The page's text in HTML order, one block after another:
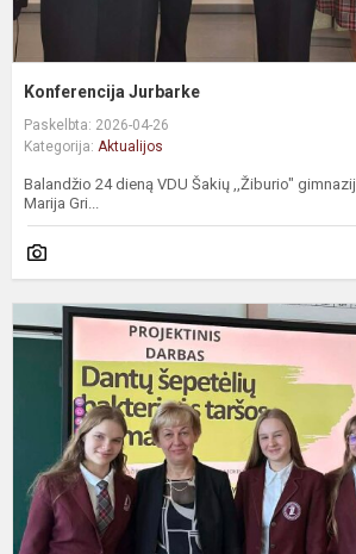
Konferencija Jurbarke
Paskelbta: 2026-04-26
Kategorija: Aktualijos
Balandžio 24 dieną VDU Šakių ,,Žiburio"
Marija Gri...